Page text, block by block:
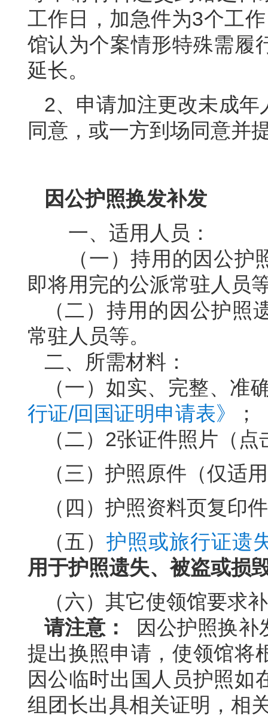
工作日，加急件为3个工
馆认为个案情形特殊需履
延长。
2、申请加注更改未成
同意，或一方到场同意并
因公护照换发补发
一、适用人员：
（一）持用的因公护照
即将用完的公派常驻人员
（二）持用的因公护
常驻人员等。
二、所需材料：
（一）如实、完整、准
行证/回国证明申请表》
；
（二）2张证件照片（点
（三）护照原件（仅适
（四）护照资料页复印
（五）护照或旅行证遗
用于护照遗失、被盗或损
（六）其它使领馆要求
请注意：
因公护照换补
提出换照申请，使领馆将
因公临时出国人员护照如
组团长出具相关证明，相